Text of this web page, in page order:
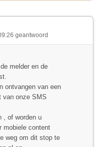
geantwoord
melder en de
ontvangen van een
van onze SMS
, of worden u
mobiele content
weg om dit stop te